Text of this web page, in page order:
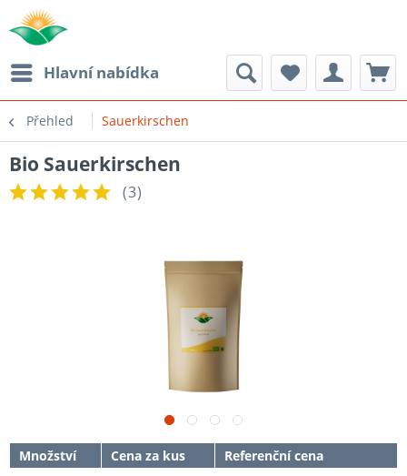
Hlavní nabídka
Přehled Sauerkirschen
Bio Sauerkirschen
(3)
Množství Cena za kus
Referenční cena